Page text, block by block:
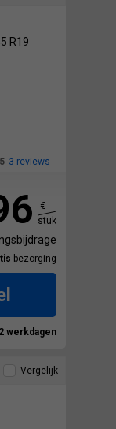
R19
3 reviews
€
stuk
bezorging
werkdagen
Vergelijk